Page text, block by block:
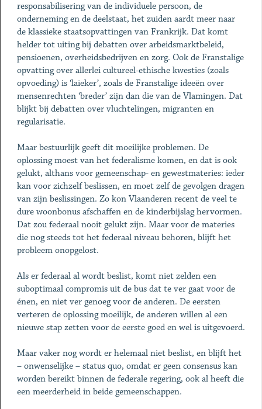
responsabilisering van de individuele persoon, de
onderneming en de deelstaat, het zuiden aardt meer naar
de klassieke staatsopvattingen van Frankrijk. Dat komt
helder tot uiting bij debatten over arbeidsmarktbeleid,
pensioenen, overheidsbedrijven en zorg. Ook de Franstalige
opvatting over allerlei cultureel-ethische kwesties (zoals
opvoeding) is ‘laïeker’, zoals de Franstalige ideeën over
mensenrechten ‘breder’ zijn dan die van de Vlamingen. Dat
blijkt bij debatten over vluchtelingen, migranten en
regularisatie.
Maar bestuurlijk geeft dit moeilijke problemen. De
oplossing moest van het federalisme komen, en dat is ook
gelukt, althans voor gemeenschap- en gewestmateries: ieder
kan voor zichzelf beslissen, en moet zelf de gevolgen dragen
van zijn beslissingen. Zo kon Vlaanderen recent de veel te
dure woonbonus afschaffen en de kinderbijslag hervormen.
Dat zou federaal nooit gelukt zijn. Maar voor de materies
die nog steeds tot het federaal niveau behoren, blijft het
probleem onopgelost.
Als er federaal al wordt beslist, komt niet zelden een
suboptimaal compromis uit de bus dat te ver gaat voor de
énen, en niet ver genoeg voor de anderen. De eersten
verteren de oplossing moeilijk, de anderen willen al een
nieuwe stap zetten voor de eerste goed en wel is uitgevoerd.
Maar vaker nog wordt er helemaal niet beslist, en blijft het
– onwenselijke – status quo, omdat er geen consensus kan
worden bereikt binnen de federale regering, ook al heeft die
een meerderheid in beide gemeenschappen.